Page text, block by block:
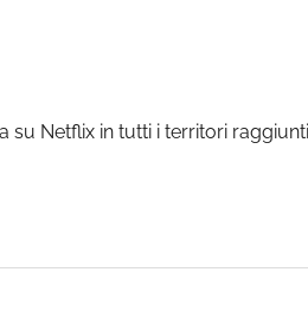
su Netflix in tutti i territori